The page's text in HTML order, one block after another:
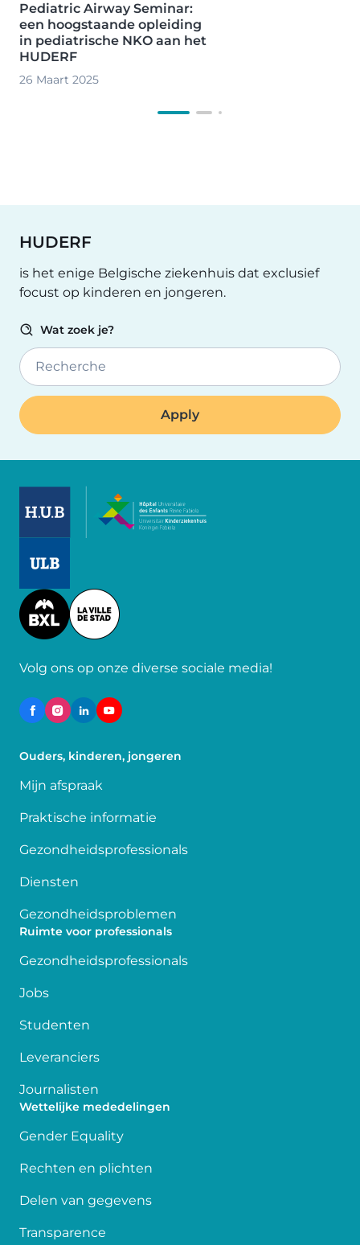
Pediatric Airway Seminar:
een hoogstaande opleiding
in pediatrische NKO aan het
HUDERF
26 Maart 2025
HUDERF
is het enige Belgische ziekenhuis dat exclusief
focust op kinderen en jongeren.
Wat zoek je?
Recherche
Image
Volg ons op onze diverse sociale media!
Ouders, kinderen, jongeren
Mijn afspraak
Praktische informatie
Gezondheidsprofessionals
Diensten
Gezondheidsproblemen
Ruimte voor professionals
Gezondheidsprofessionals
Jobs
Studenten
Leveranciers
Journalisten
Wettelijke mededelingen
Gender Equality
Rechten en plichten
Delen van gegevens
Transparence